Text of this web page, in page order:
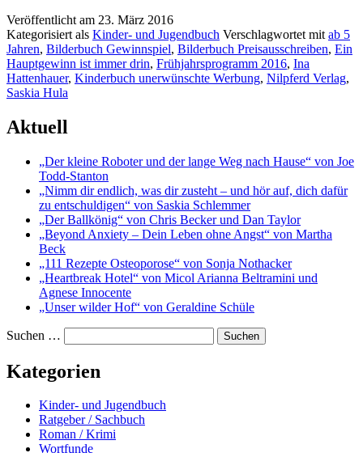
Veröffentlicht am 23. März 2016
Kategorisiert als Kinder- und Jugendbuch Verschlagwortet mit ab 5
Jahren, Bilderbuch Gewinnspiel, Bilderbuch Preisausschreiben, Ein
Hauptgewinn ist immer drin, Frühjahrsprogramm 2016, Ina
Hattenhauer, Kinderbuch unerwünschte Werbung, Nilpferd Verlag,
Saskia Hula
Aktuell
„Der kleine Roboter und der lange Weg nach Hause“ von Joe
Todd-Stanton
„Nimm dir endlich, was dir zusteht – und hör auf, dich dafür
zu entschuldigen“ von Saskia Schlemmer
„Der Ballkönig“ von Chris Becker und Dan Taylor
„Beyond Anxiety – Dein Leben ohne Angst“ von Martha
Beck
„111 Rezepte Osteoporose“ von Sonja Nothacker
„Heartbreak Hotel“ von Micol Arianna Beltramini und
Agnese Innocente
„Unser wilder Hof“ von Geraldine Schüle
Suchen …
Kategorien
Kinder- und Jugendbuch
Ratgeber / Sachbuch
Roman / Krimi
Wortfunde